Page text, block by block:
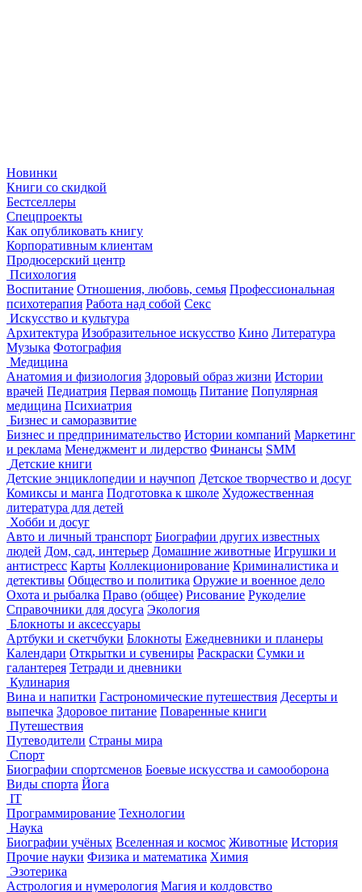
Новинки
Книги со скидкой
Бестселлеры
Спецпроекты
Как опубликовать книгу
Корпоративным клиентам
Продюсерский центр
Психология
Воспитание Отношения, любовь, семья Профессиональная
психотерапия Работа над собой Секс
Искусство и культура
Архитектура Изобразительное искусство Кино Литература
Музыка Фотография
Медицина
Анатомия и физиология Здоровый образ жизни Истории
врачей Педиатрия Первая помощь Питание Популярная
медицина Психиатрия
Бизнес и саморазвитие
Бизнес и предпринимательство Истории компаний Маркетинг
и реклама Менеджмент и лидерство Финансы SMM
Детские книги
Детские энциклопедии и научпоп Детское творчество и досуг
Комиксы и манга Подготовка к школе Художественная
литература для детей
Хобби и досуг
Авто и личный транспорт Биографии других известных
людей Дом, сад, интерьер Домашние животные Игрушки и
антистресс Карты Коллекционирование Криминалистика и
детективы Общество и политика Оружие и военное дело
Охота и рыбалка Право (общее) Рисование Рукоделие
Справочники для досуга Экология
Блокноты и аксессуары
Артбуки и скетчбуки Блокноты Ежедневники и планеры
Календари Открытки и сувениры Раскраски Сумки и
галантерея Тетради и дневники
Кулинария
Вина и напитки Гастрономические путешествия Десерты и
выпечка Здоровое питание Поваренные книги
Путешествия
Путеводители Страны мира
Спорт
Биографии спортсменов Боевые искусства и самооборона
Виды спорта Йога
IT
Программирование Технологии
Наука
Биографии учёных Вселенная и космос Животные История
Прочие науки Физика и математика Химия
Эзотерика
Астрология и нумерология Магия и колдовство